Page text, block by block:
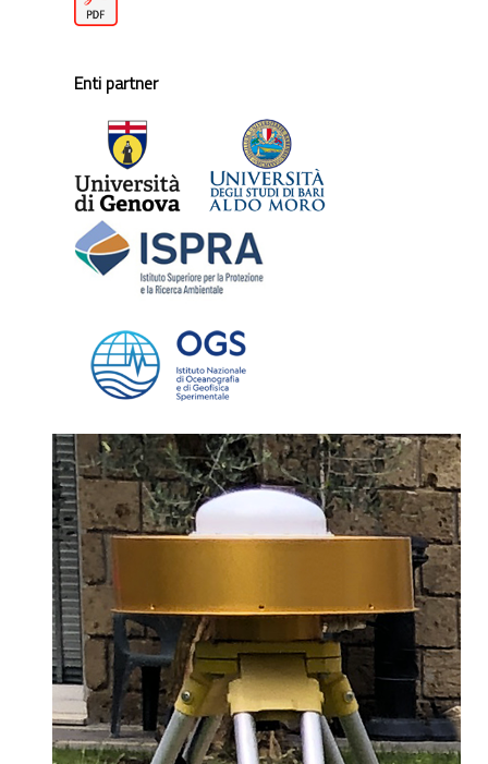
Enti partner